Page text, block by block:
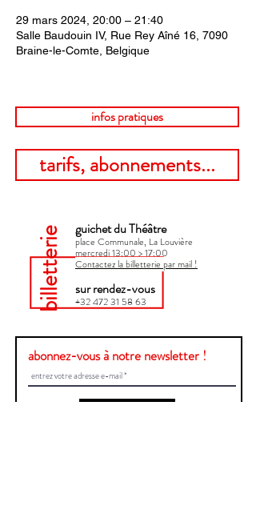
29 mars 2024, 20:00 – 21:40
Salle Baudouin IV, Rue Rey Aîné 16, 7090
Braine-le-Comte, Belgique
infos pratiques
tarifs, abonnements...
billetterie guichet du Théâtre
place Communale, La Louvière
mercredi 13:00 > 17:00​
Contactez la billetterie par mail !
sur rendez-vous
+32 472 31 58 63
abonnez-vous à notre newsletter !
Envoyer